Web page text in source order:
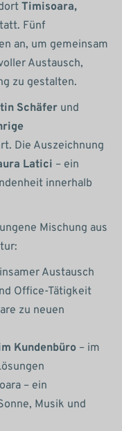
Timisoara,
Fünf
an, um gemeinsam
Austausch,
zu gestalten.
Schäfer und
Die Auszeichnung
Latici – ein
innerhalb
Mischung aus
Austausch
Office-Tätigkeit
zu neuen
Kundenbüro – im
– ein
Musik und